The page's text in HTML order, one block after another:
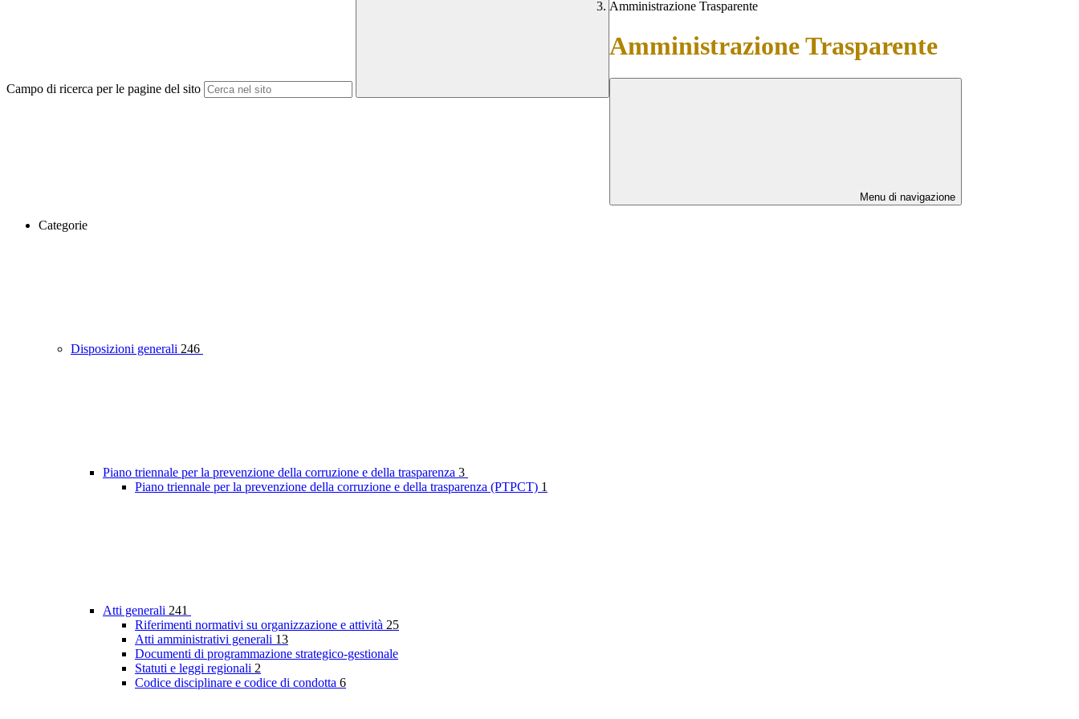
Campo di ricerca per le pagine del sito
Amministrazione Trasparente
Amministrazione Trasparente
Menu di navigazione
Categorie
Disposizioni generali 246
Piano triennale per la prevenzione della corruzione e della trasparenza 3
Piano triennale per la prevenzione della corruzione e della trasparenza (PTPCT) 1
Atti generali 241
Riferimenti normativi su organizzazione e attività 25
Atti amministrativi generali 13
Documenti di programmazione strategico-gestionale
Statuti e leggi regionali 2
Codice disciplinare e codice di condotta 6